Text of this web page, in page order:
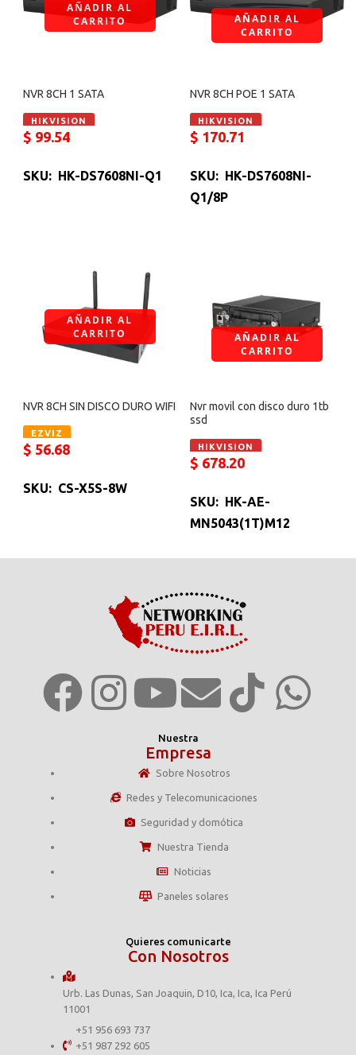
NVR 8CH 1 SATA
HIKVISION
$ 99.54
SKU: HK-DS7608NI-Q1
AÑADIR AL
CARRITO
NVR 8CH POE 1 SATA
HIKVISION
$ 170.71
SKU: HK-DS7608NI-
Q1/8P
AÑADIR AL
CARRITO
NVR 8CH SIN DISCO DURO WIFI
EZVIZ
$ 56.68
SKU: CS-X5S-8W
AÑADIR AL
CARRITO
Nvr movil con disco duro 1tb
ssd
HIKVISION
$ 678.20
SKU: HK-AE-
MN5043(1T)M12
AÑADIR AL
CARRITO
Nuestra
Empresa
Sobre Nosotros
Redes y Telecomunicaciones
Seguridad y domótica
Nuestra Tienda
Noticias
Paneles solares
Quieres comunicarte
Con Nosotros
Urb. Las Dunas, San Joaquin, D10, Ica, Ica, Ica Perú
11001
+51 956 693 737
+51 987 292 605